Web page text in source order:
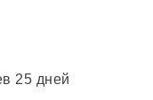
25 дней